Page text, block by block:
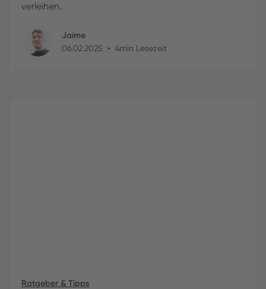
verleihen.
Jaime
06.02.2025 • 4min Lesezeit
Ratgeber & Tipps